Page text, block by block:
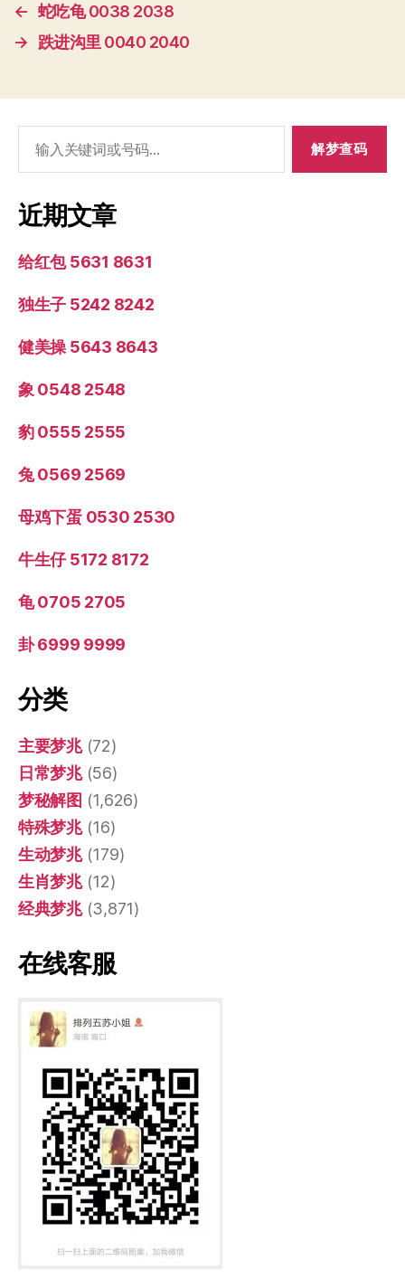
← 蛇吃龟 0038 2038
→
跌进沟里 0040 2040
索：
近期文章
给红包 5631 8631
独生子 5242 8242
健美操 5643 8643
象 0548 2548
豹 0555 2555
兔 0569 2569
母鸡下蛋 0530 2530
牛生仔 5172 8172
龟 0705 2705
卦 6999 9999
分类
主要梦兆(72)
日常梦兆(56)
梦秘解图 (1,626)
特殊梦兆(16)
生动梦兆(179)
生肖梦兆(12)
经典梦兆(3,871)
在线客服